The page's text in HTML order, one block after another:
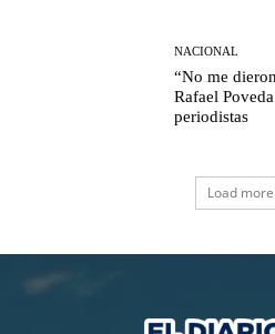
NACIONAL
“No me
Rafael
periodistas
Load more